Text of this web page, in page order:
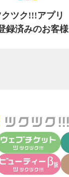
クツク!!!アプリ
録済みのお客様